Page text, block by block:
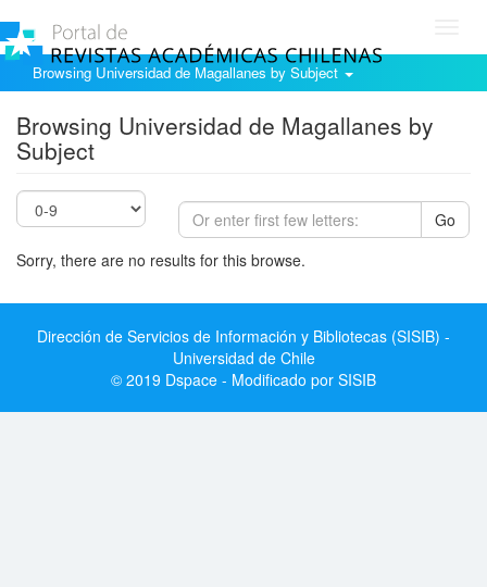
Browsing Universidad de Magallanes by Subject
Browsing Universidad de Magallanes by
Subject
Go
Sorry, there are no results for this browse.
Dirección de Servicios de Información y Bibliotecas (SISIB) -
Universidad de Chile
© 2019 Dspace - Modificado por SISIB